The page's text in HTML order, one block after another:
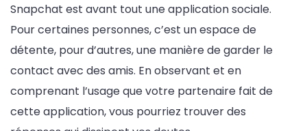
Snapchat est avant tout une application sociale.
Pour certaines personnes, c’est un espace de
détente, pour d’autres, une manière de garder le
contact avec des amis. En observant et en
comprenant l’usage que votre partenaire fait de
cette application, vous pourriez trouver des